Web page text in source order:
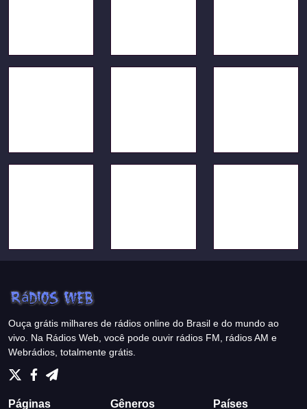
Ouça grátis milhares de rádios online do Brasil e do mundo ao
vivo. Na Rádios Web, você pode ouvir rádios FM, rádios AM e
Webrádios, totalmente grátis.
Páginas Gêneros Países